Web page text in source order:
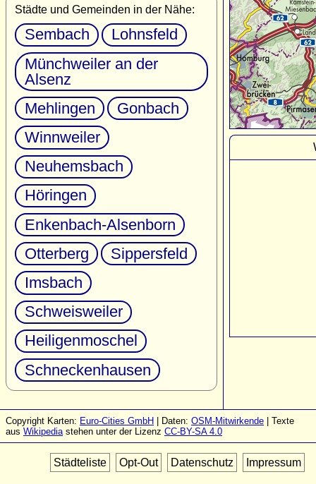
Städte und Gemeinden in der Nähe:
Sembach
Lohnsfeld
Münchweiler an der
Alsenz
Mehlingen
Gonbach
Winnweiler
Neuhemsbach
Höringen
Enkenbach-Alsenborn
Otterberg
Sippersfeld
Imsbach
Schweisweiler
Heiligenmoschel
Schneckenhausen
Copyright Karten: Euro-Cities GmbH | Daten: OSM-Mitwirkende | Texte
aus Wikipediastehen unter der Lizenz CC-BY-SA 4.0
Städteliste Opt-Out Datenschutz Impressum